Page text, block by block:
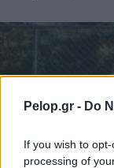
Pelop.gr - Do
If you wish to
processing of